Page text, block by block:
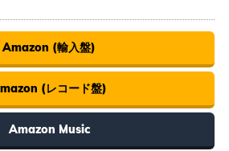
Amazon (輸入盤)
(レコード盤)
Amazon Music